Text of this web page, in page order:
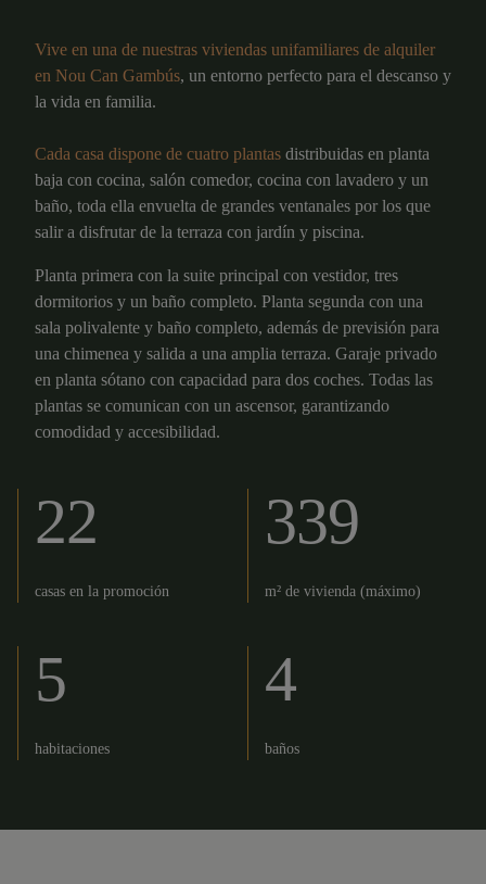
Vive en una de nuestras viviendas unifamiliares de alquiler
en Nou Can Gambús, un entorno perfecto para el descanso y
la vida en familia.
Cada casa dispone de cuatro plantas distribuidas en planta
baja con cocina, salón comedor, cocina con lavadero y un
baño, toda ella envuelta de grandes ventanales por los que
salir a disfrutar de la terraza con jardín y piscina.
Planta primera con la suite principal con vestidor, tres
dormitorios y un baño completo. Planta segunda con una
sala polivalente y baño completo, además de previsión para
una chimenea y salida a una amplia terraza. Garaje privado
en planta sótano con capacidad para dos coches. Todas las
plantas se comunican con un ascensor, garantizando
comodidad y accesibilidad.
22
casas en la promoción
339
m² de vivienda (máximo)
5
habitaciones
4
baños